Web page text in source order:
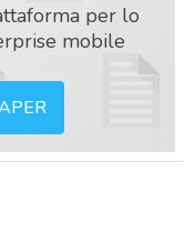
per lo
mobile